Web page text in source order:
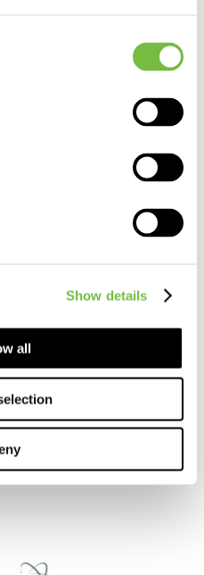
Show details
all